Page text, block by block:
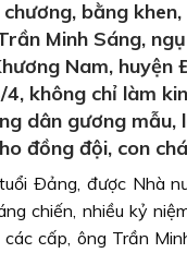
bằng
Minh Sáng,
Nam, huyện
không chỉ làm
dân gương mẫu,
đồng đội, con
Ðảng, được Nhà
chiến, nhiều kỷ
cấp, ông Trần